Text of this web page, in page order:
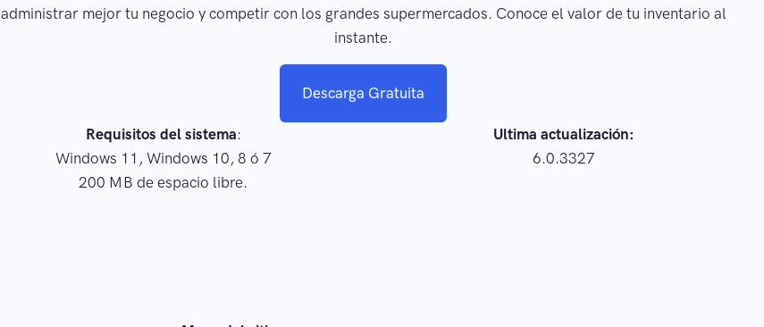
administrar mejor tu negocio y competir con los grandes supermercados. Conoce el valor de tu inventario al
instante.
Descarga Gratuita
Requisitos del sistema:
Windows 11, Windows 10, 8 ó 7
200 MB de espacio libre.
Ultima actualización:
6.0.3327